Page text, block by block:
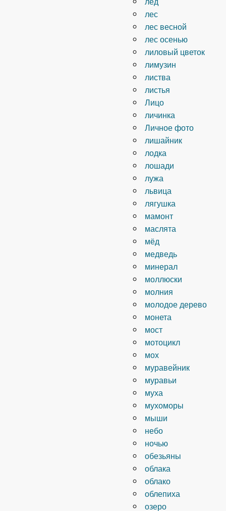
лес
лес весной
лес осенью
лиловый цветок
лимузин
листва
листья
Лицо
личинка
Личное фото
лишайник
лодка
лошади
лужа
львица
лягушка
мамонт
маслята
мёд
медведь
минерал
моллюски
молния
молодое дерево
монета
мост
мотоцикл
мох
муравейник
муравьи
муха
мухоморы
мыши
небо
ночью
обезьяны
облака
облако
облепиха
озеро